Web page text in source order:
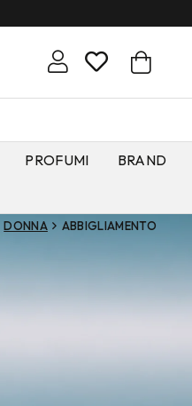
PROFUMI
BRAND
DONNA ABBIGLIAMENTO